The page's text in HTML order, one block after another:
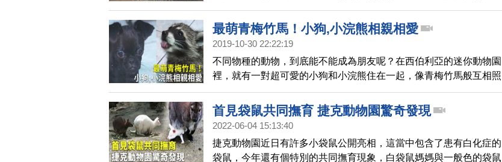
更舒適的空間，打造一個更大的嬰兒床，讓貓熊寶寶能健康的長大。
最萌青梅竹馬！小狗,小浣熊相親相愛
2019-10-30 22:22:19
不同物種的動物，到底能不能成為朋友呢？在西伯利亞的迷你動物園
裡，就有一對超可愛的小狗和小浣熊住在一起，像青梅竹馬般互相照
顧。
首見袋鼠共同撫育 捷克動物園驚奇發現
2022-06-04 15:13:40
捷克動物園近日有許多小袋鼠公開亮相，這當中包含了患有白化症的
袋鼠，今年還有個特別的共同撫育現象，白袋鼠媽媽與一般色的袋鼠